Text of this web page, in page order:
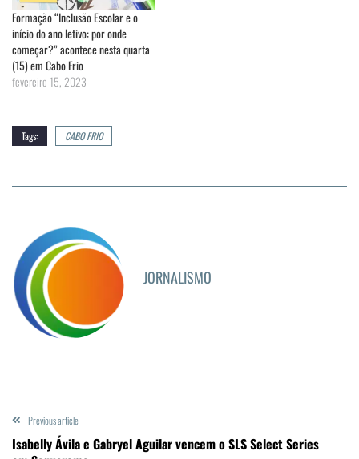
Formação “Inclusão Escolar e o
início do ano letivo: por onde
começar?” acontece nesta quarta
(15) em Cabo Frio
fevereiro 15, 2023
Tags: CABO FRIO
JORNALISMO
Previous article
Isabelly Ávila e Gabryel Aguilar vencem o SLS Select Series